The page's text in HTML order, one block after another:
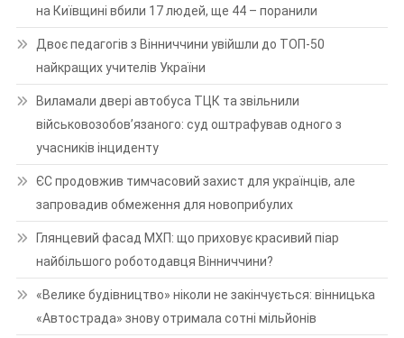
на Київщині вбили 17 людей, ще 44 – поранили
Двоє педагогів з Вінниччини увійшли до ТОП-50
найкращих учителів України
Виламали двері автобуса ТЦК та звільнили
військовозобов’язаного: суд оштрафував одного з
учасників інциденту
ЄС продовжив тимчасовий захист для українців, але
запровадив обмеження для новоприбулих
Глянцевий фасад МХП: що приховує красивий піар
найбільшого роботодавця Вінниччини?
«Велике будівництво» ніколи не закінчується: вінницька
«Автострада» знову отримала сотні мільйонів